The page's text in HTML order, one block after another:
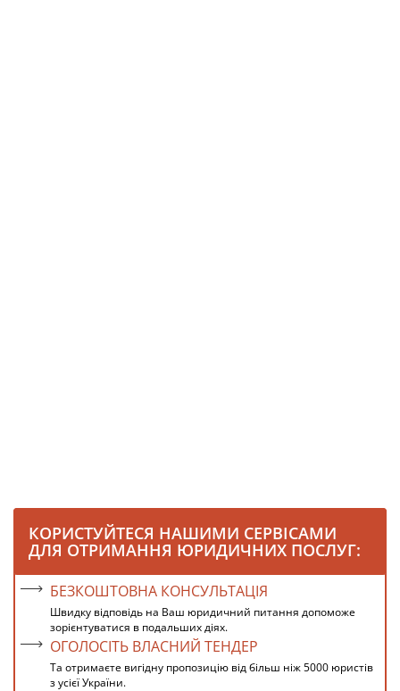
КОРИСТУЙТЕСЯ НАШИМИ СЕРВІСАМИ
ДЛЯ ОТРИМАННЯ ЮРИДИЧНИХ ПОСЛУГ:
БЕЗКОШТОВНА КОНСУЛЬТАЦІЯ
Швидку відповідь на Ваш юридичний питання допоможе
зорієнтуватися в подальших діях.
ОГОЛОСІТЬ ВЛАСНИЙ ТЕНДЕР
Та отримаєте вигідну пропозицію від більш ніж 5000 юристів
з усієї України.